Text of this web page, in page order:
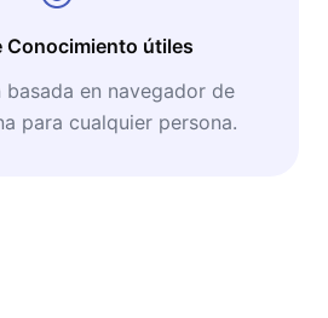
Conocimiento útiles
basada en navegador de
para cualquier persona.